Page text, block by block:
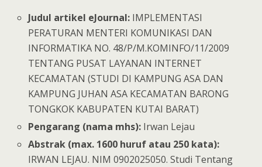
Judul artikel eJournal: IMPLEMENTASI
PERATURAN MENTERI KOMUNIKASI DAN
INFORMATIKA NO. 48/P/M.KOMINFO/11/2009
TENTANG PUSAT LAYANAN INTERNET
KECAMATAN (STUDI DI KAMPUNG ASA DAN
KAMPUNG JUHAN ASA KECAMATAN BARONG
TONGKOK KABUPATEN KUTAI BARAT)
Pengarang (nama mhs): Irwan Lejau
Abstrak (max. 1600 huruf atau 250 kata):
IRWAN LEJAU. NIM 0902025050. Studi Tentang